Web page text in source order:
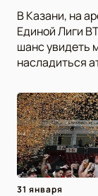
В Казани, на
Единой Лиги
шанс увидеть
насладиться
31 января